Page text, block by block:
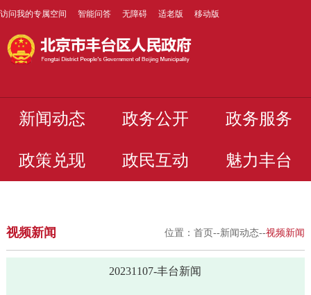
访问我的专属空间 智能问答 无障碍 适老版 移动版
新闻动态 政务公开 政务服务
政策兑现 政民互动 魅力丰台
视频新闻 位置：首页--新闻动态--视频新闻
20231107-丰台新闻